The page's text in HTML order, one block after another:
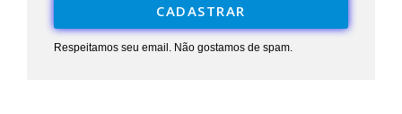
CADASTRAR
Respeitamos seu email. Não gostamos de spam.